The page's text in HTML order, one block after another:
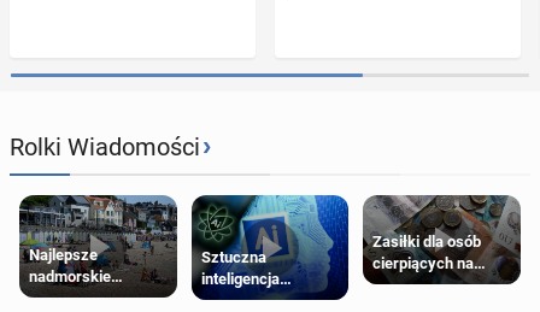
Rolki Wiadomości›
Najlepsze
nadmorskie
miasteczko blisko
Sztuczna
inteligencja
próbowała oszukać
Zasiłki dla osób
cierpiących na
schorzenia